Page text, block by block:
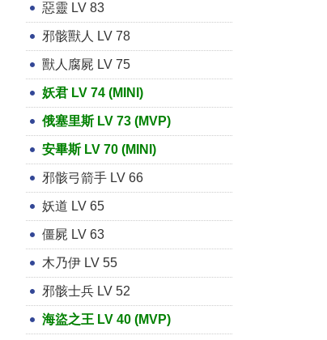
惡靈 LV 83
邪骸獸人 LV 78
獸人腐屍 LV 75
妖君 LV 74 (MINI)
俄塞里斯 LV 73 (MVP)
安畢斯 LV 70 (MINI)
邪骸弓箭手 LV 66
妖道 LV 65
僵屍 LV 63
木乃伊 LV 55
邪骸士兵 LV 52
海盜之王 LV 40 (MVP)